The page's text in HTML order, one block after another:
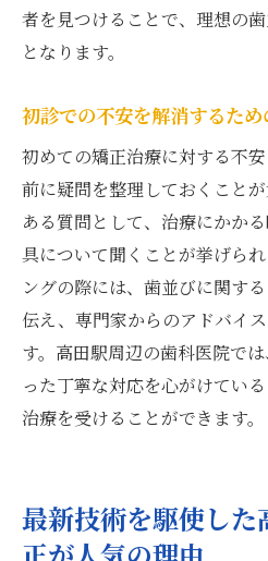
者を見つけることで、理想の
となります。
初診での不安を解消するた
初めての矯正治療に対する不
前に疑問を整理しておくこと
ある質問として、治療にかか
具について聞くことが挙げら
ングの際には、歯並びに関す
伝え、専門家からのアドバイ
す。高田駅周辺の歯科医院で
った丁寧な対応を心がけてい
治療を受けることができます。
最新技術を駆使し